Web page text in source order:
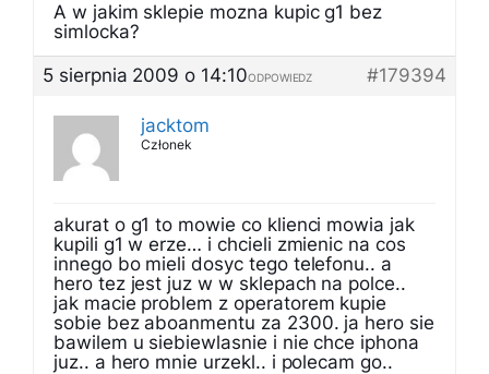
A w jakim sklepie mozna kupic g1 bez
simlocka?
5 sierpnia 2009 o 14:10
#179394
ODPOWIEDZ
jacktom
Członek
akurat o g1 to mowie co klienci mowia jak
kupili g1 w erze… i chcieli zmienic na cos
innego bo mieli dosyc tego telefonu.. a
hero tez jest juz w w sklepach na polce..
jak macie problem z operatorem kupie
sobie bez aboanmentu za 2300. ja hero sie
bawilem u siebiewlasnie i nie chce iphona
juz.. a hero mnie urzekl.. i polecam go..